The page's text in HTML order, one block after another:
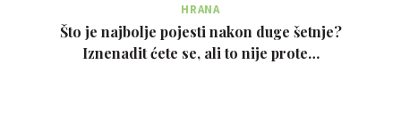
HRANA
Što je najbolje pojesti nakon duge šetnje?
Iznenadit ćete se, ali to nije prote…